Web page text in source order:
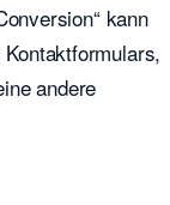
kann
andere